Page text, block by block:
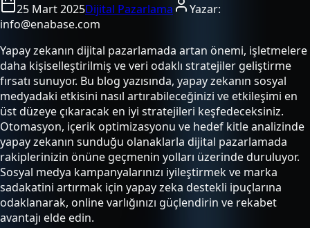
25 Mart 2025Dijital Pazarlama
Yazar:
info@enabase.com
Yapay zekanın dijital pazarlamada artan önemi, işletmelere
daha kişiselleştirilmiş ve veri odaklı stratejiler geliştirme
fırsatı sunuyor. Bu blog yazısında, yapay zekanın sosyal
medyadaki etkisini nasıl artırabileceğinizi ve etkileşimi en
üst düzeye çıkaracak en iyi stratejileri keşfedeceksiniz.
Otomasyon, içerik optimizasyonu ve hedef kitle analizinde
yapay zekanın sunduğu olanaklarla dijital pazarlamada
rakiplerinizin önüne geçmenin yolları üzerinde duruluyor.
Sosyal medya kampanyalarınızı iyileştirmek ve marka
sadakatini artırmak için yapay zeka destekli ipuçlarına
odaklanarak, online varlığınızı güçlendirin ve rekabet
avantajı elde edin.